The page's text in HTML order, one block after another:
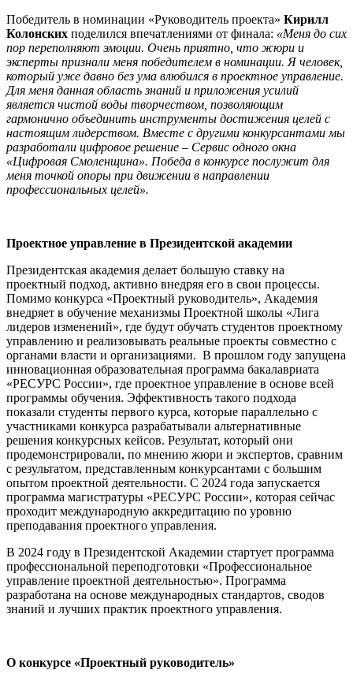
Победитель в номинации «Руководитель проекта» Кирилл
Колонских поделился впечатлениями от финала: «Меня до сих
пор переполняют эмоции. Очень приятно, что жюри и
эксперты признали меня победителем в номинации. Я человек,
который уже давно без ума влюбился в проектное управление.
Для меня данная область знаний и приложения усилий
является чистой воды творчеством, позволяющим
гармонично объединить инструменты достижения целей с
настоящим лидерством. Вместе с другими конкурсантами мы
разработали цифровое решение – Сервис одного окна
«Цифровая Смоленщина». Победа в конкурсе послужит для
меня точкой опоры при движении в направлении
профессиональных целей».
Проектное управление в Президентской академии
Президентская академия делает большую ставку на
проектный подход, активно внедряя его в свои процессы.
Помимо конкурса «Проектный руководитель», Академия
внедряет в обучение механизмы Проектной школы «Лига
лидеров изменений», где будут обучать студентов проектному
управлению и реализовывать реальные проекты совместно с
органами власти и организациями. В прошлом году запущена
инновационная образовательная программа бакалавриата
«РЕСУРС России», где проектное управление в основе всей
программы обучения. Эффективность такого подхода
показали студенты первого курса, которые параллельно с
участниками конкурса разрабатывали альтернативные
решения конкурсных кейсов. Результат, который они
продемонстрировали, по мнению жюри и экспертов, сравним
с результатом, представленным конкурсантами с большим
опытом проектной деятельности. С 2024 года запускается
программа магистратуры «РЕСУРС России», которая сейчас
проходит международную аккредитацию по уровню
преподавания проектного управления.
В 2024 году в Президентской Академии стартует программа
профессиональной переподготовки «Профессиональное
управление проектной деятельностью». Программа
разработана на основе международных стандартов, сводов
знаний и лучших практик проектного управления.
О конкурсе «Проектный руководитель»